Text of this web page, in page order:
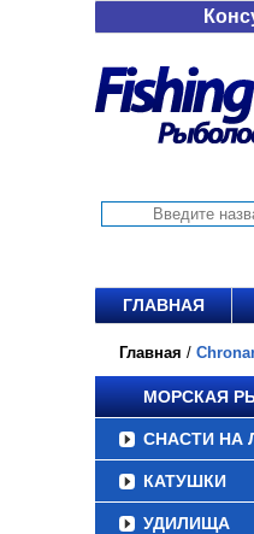
ГЛАВНАЯ
Главная /
МОРСКАЯ
СНАСТИ НА
КАТУШКИ
УДИЛИЩА